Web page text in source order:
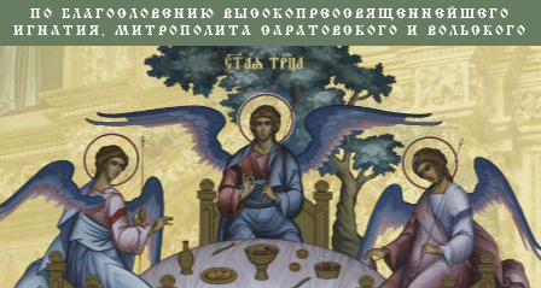
ПО БЛАГОСЛОВЕНИЮ ВЫСОКОПРЕОСВЯЩЕННЕЙШЕГО
ИГНАТИЯ, МИТРОПОЛИТА САРАТОВСКОГО И ВОЛЬСКОГО